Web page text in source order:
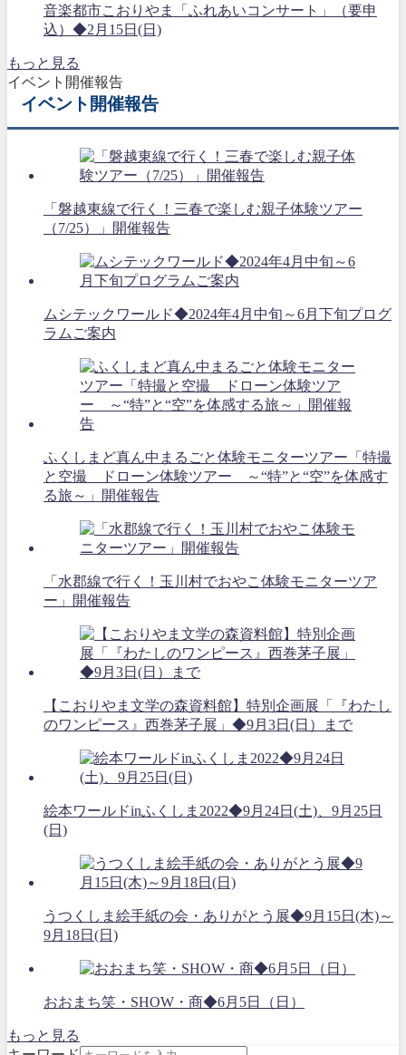
音楽都市こおりやま「ふれあいコンサート」（要申
込）◆2月15日(日)
もっと見る
イベント開催報告
イベント開催報告
「磐越東線で行く！三春で楽しむ親子体験ツアー
（7/25）」開催報告
ムシテックワールド◆2024年4月中旬～6月下旬プログ
ラムご案内
ふくしまど真ん中まるごと体験モニターツアー「特撮
と空撮 ドローン体験ツアー ～“特”と“空”を体感す
る旅～」開催報告
「水郡線で行く！玉川村でおやこ体験モニターツア
ー」開催報告
【こおりやま文学の森資料館】特別企画展「『わたし
のワンピース』西巻茅子展」◆9月3日(日）まで
絵本ワールドinふくしま2022◆9月24日(土)、9月25日
(日)
うつくしま絵手紙の会・ありがとう展◆9月15日(木)～
9月18日(日)
おおまち笑・SHOW・商◆6月5日（日）
もっと見る